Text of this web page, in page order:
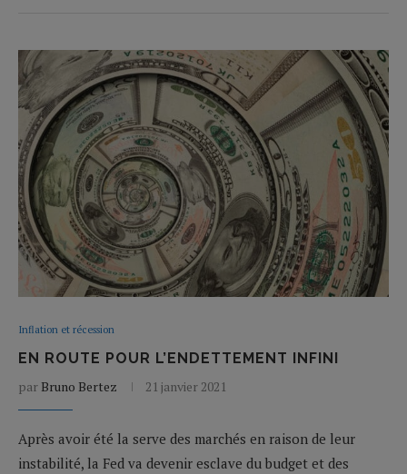
Inflation et récession
EN ROUTE POUR L’ENDETTEMENT INFINI
par Bruno Bertez 21 janvier 2021
Après avoir été la serve des marchés en raison de leur
instabilité, la Fed va devenir esclave du budget et des